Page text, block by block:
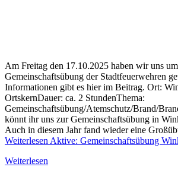
Am Freitag den 17.10.2025 haben wir uns
Gemeinschaftsübung der Stadtfeuerwehren
Informationen gibt es hier im Beitrag. Ort:
OrtskernDauer: ca. 2 StundenThema:
Gemeinschaftsübung/Atemschutz/Brand/
könnt ihr uns zur Gemeinschaftsübung in
Auch in diesem Jahr fand wieder eine
Weiterlesen Aktive: Gemeinschaftsübung
Weiterlesen